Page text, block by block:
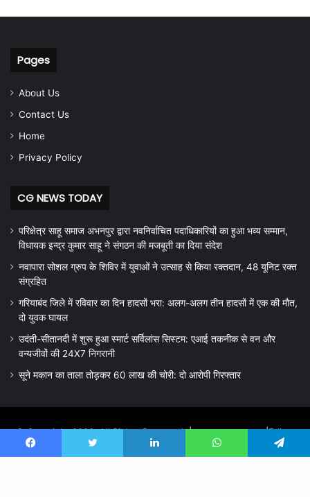
Pages
About Us
Contact Us
Home
Privacy Policy
CG NEWS TODAY
परिक्षेत्र साहू समाज अभनपुर द्वारा नवनिर्वाचित पदाधिकारियों का हुआ भव्य सम्मान,
विधायक इन्द्र कुमार साहू ने संगठन की मजबूती का दिया संदेश
नवापारा सोशल ग्रुप के शिविर में युवाओं ने उत्साह से किया रक्तदान, 48 यूनिट रक्त
संग्रहित
गरियाबंद जिले में रविवार का दिन हादसों भरा: अलग-अलग तीन हादसों में एक की मौत,
दो युवक घायल
उदंती-सीतानदी में शुरू हुआ स्मार्ट सर्विलांस सिस्टम: एआई तकनीक से वन और
वन्यजीवों की 24X7 निगरानी
सूने मकान का ताला तोड़कर 60 लाख की चोरी: दो आरोपी गिरफ्तार
© Copyright 2026, All Rights Reserved |cg prayagnews|Editor
Shrikant Sahu Nawapara Rajim, Mo 8319000696 , 7389671111
Facebook Twitter LinkedIn WhatsApp Telegram